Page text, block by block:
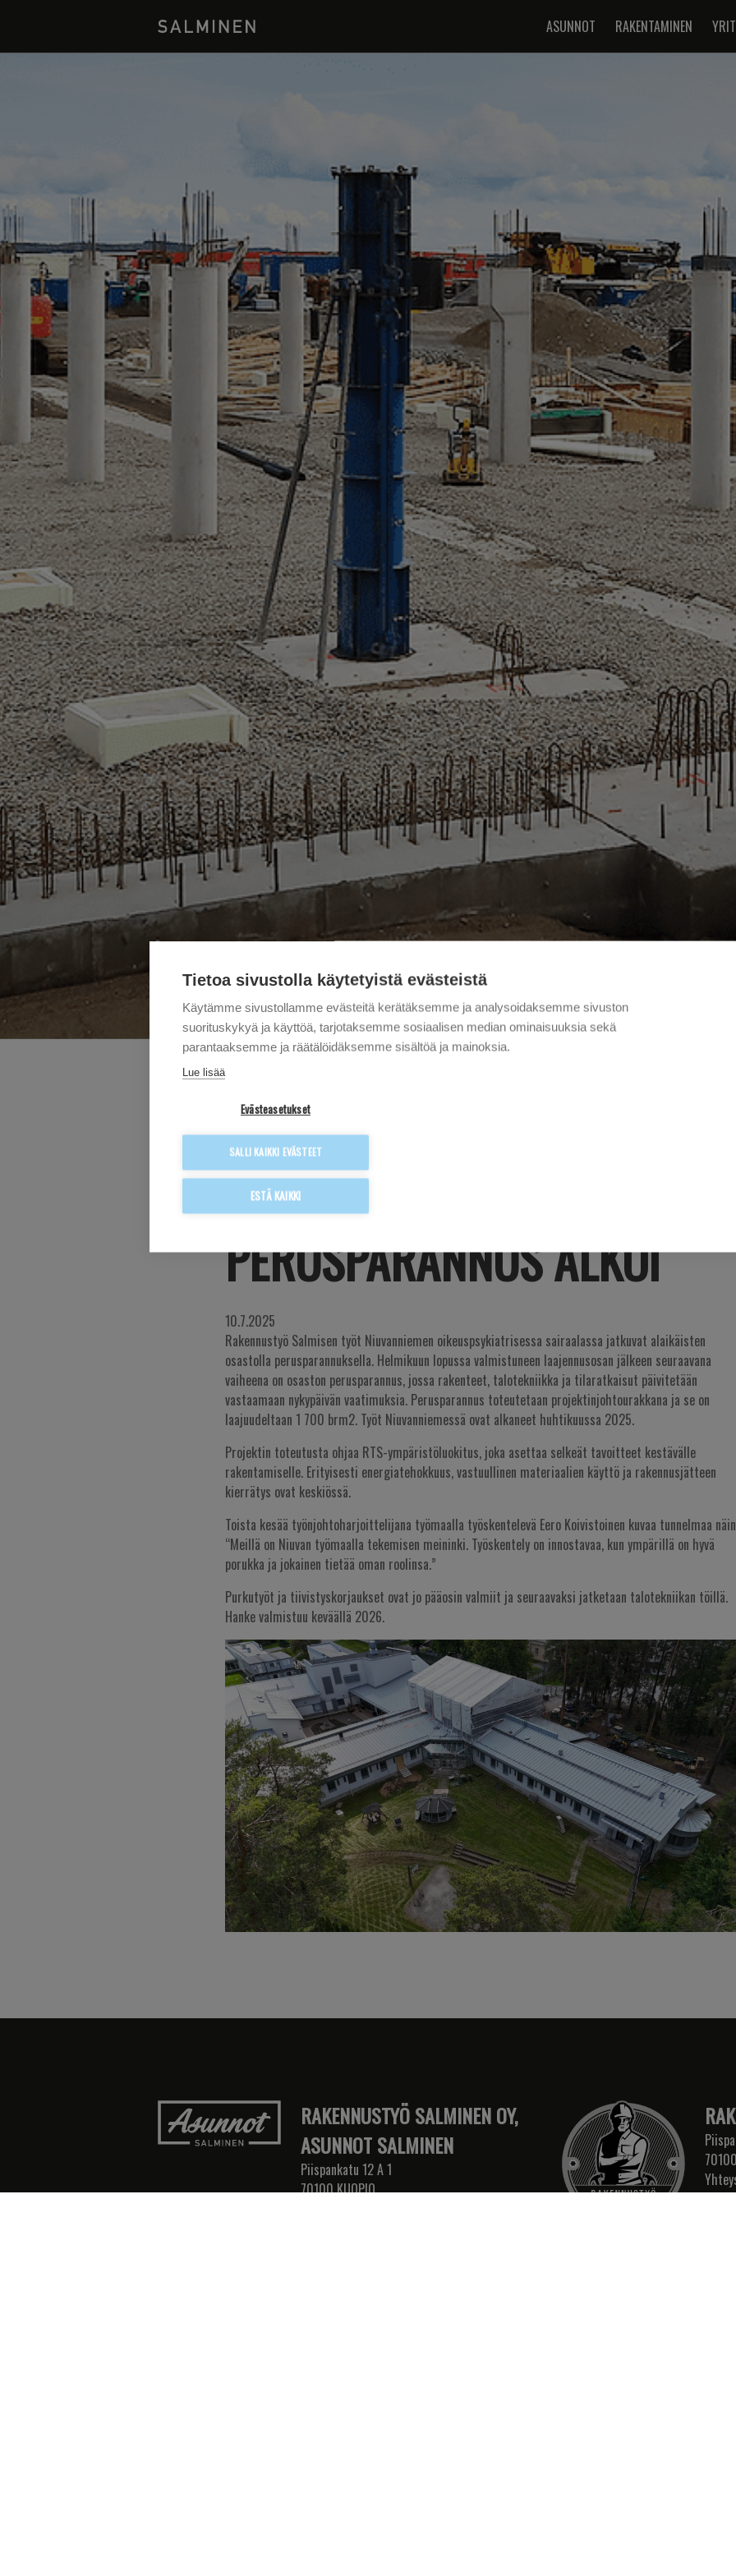
ASUNNOT RAKENTAMINEN
NIUVANNIEMEN
ALAIKÄISTEN OSASTON
PERUSPARANNUS ALKOI
10.7.2025
Rakennustyö Salmisen työt Niuvanniemen oikeuspsykiatrisessa sairaalassa jatkuvat alaikäisten
osastolla perusparannuksella. Helmikuun lopussa valmistuneen laajennusosan jälkeen seuraavana
vaiheena on osaston perusparannus, jossa rakenteet, talotekniikka ja tilaratkaisut päivitetään
vastaamaan nykypäivän vaatimuksia. Perusparannus toteutetaan projektinjohtourakkana ja se on
laajuudeltaan 1 700 brm2. Työt Niuvanniemessä ovat alkaneet huhtikuussa 2025.
Projektin toteutusta ohjaa RTS-ympäristöluokitus, joka asettaa selkeät tavoitteet kestävälle
rakentamiselle. Erityisesti energiatehokkuus, vastuullinen materiaalien käyttö ja rakennusjätteen
kierrätys ovat keskiössä.
Toista kesää työnjohtoharjoittelijana työmaalla työskentelevä Eero Koivistoinen kuvaa tunnelmaa
“Meillä on Niuvan työmaalla tekemisen meininki. Työskentely on innostavaa, kun ympärillä on hyvä
porukka ja jokainen tietää oman roolinsa.”
Purkutyöt ja tiivistyskorjaukset ovat jo pääosin valmiit ja seuraavaksi jatketaan talotekniikan töillä.
Hanke valmistuu keväällä 2026.
RAKENNUSTYÖ SALMINEN OY,
ASUNNOT SALMINEN
Piispankatu 12 A 1
70100 KUOPIO
Tietoa sivustolla käytetyistä evästeistä
Käytämme sivustollamme evästeitä kerätäksemme ja analysoidaksemme sivuston
suorituskykyä ja käyttöä, tarjotaksemme sosiaalisen median ominaisuuksia sekä
parantaaksemme ja räätälöidäksemme sisältöä ja mainoksia.
Lue lisää
Evästeasetukset
SALLI KAIKKI EVÄSTEET
ESTÄ KAIKKI